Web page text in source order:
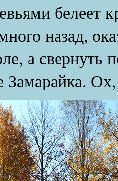
белеет
назад,
а свернуть
Замарайка.